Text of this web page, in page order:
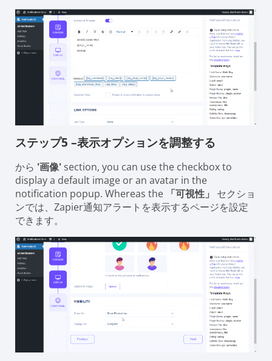
ステップ5 –表示オプションを調整する
から '画像' section, you can use the checkbox to
display a default image or an avatar in the
notification popup. Whereas the 「可視性」 セクショ
ンでは、Zapier通知アラートを表示するページを設定
できます。